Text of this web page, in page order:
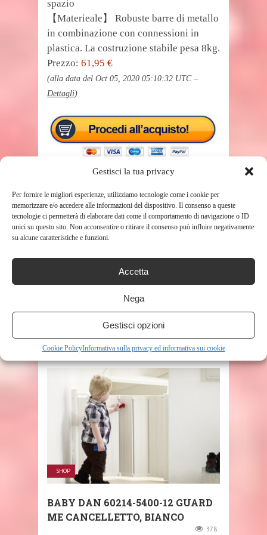
Gestisci la tua privacy
Per fornire le migliori esperienze, utilizziamo tecnologie come i cookie per
memorizzare e/o accedere alle informazioni del dispositivo. Il consenso a queste
tecnologie ci permetterà di elaborare dati come il comportamento di navigazione o ID
unici su questo sito. Non acconsentire o ritirare il consenso può influire negativamente
su alcune caratteristiche e funzioni.
Accetta
Nega
Gestisci opzioni
Cookie PolicyInformativa sulla privacy ed informativa sui cookie
spazio
【Materieale】 Robuste barre di metallo
in combinazione con connessioni in
plastica. La costruzione stabile pesa 8kg.
Prezzo: 61,95 €
(alla data del Oct 05, 2020 05:10:32 UTC –
Dettagli)
TAGS CANCELLETTO
SHARE THIS POST
RELATED POSTS
SHOP
BABY DAN 60214-5400-12 GUARD
ME CANCELLETTO, BIANCO
378